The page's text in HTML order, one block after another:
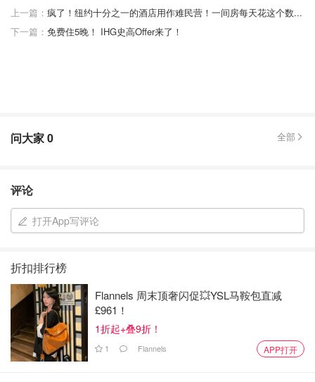
上一篇： 疯了！纽约十分之一的酒店用作难民营！一间房每天花这个数...
下一篇： 免费住5晚！ IHG史高Offer来了！
问大家0 全部
评论
打开App写评论
折扣排行榜
Flannels 周末顶奢闪促💥YSL马鞍包直减
£961！
1折起+叠9折！
1 Flannels APP打开